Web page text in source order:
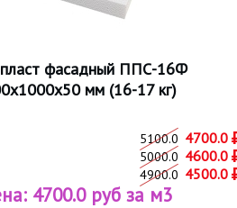
фасадный ППС-16Ф
мм (16-17 кг)
5100.0 4700.0
5000.0 4600.0
4900.0 4500.0
4700.0 руб за м3